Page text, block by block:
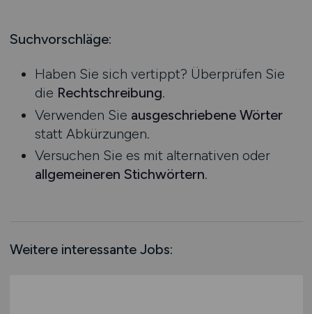
Schienen- / Straßen- / Luft- / Seefracht
Supply Chain Management
Vertrieb / Verkauf / Handel
Zoll / Behörden
Sonstige
Mecklenburg-Vorpommern
Nordrhein-Westfalen
Rheinland-Pfalz
Saarland
Sachsen
Sachsen-Anhalt
Schleswig-Holstein
Schweiz
Suchvorschläge:
Haben Sie sich vertippt? Überprüfen Sie
die Rechtschreibung.
Verwenden Sie ausgeschriebene Wörter
statt Abkürzungen.
Versuchen Sie es mit alternativen oder
allgemeineren Stichwörtern.
Weitere interessante Jobs: